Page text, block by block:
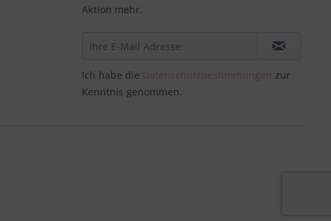
Aktion mehr.
Ich habe die Datenschutzbestimmungen zur
Kenntnis genommen.